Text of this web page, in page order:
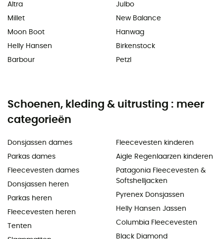
Altra
Millet
Moon Boot
Helly Hansen
Barbour
Julbo
New Balance
Hanwag
Birkenstock
Petzl
Schoenen, kleding & uitrusting : meer
categorieën
Donsjassen dames
Parkas dames
Fleecevesten dames
Donsjassen heren
Parkas heren
Fleecevesten heren
Tenten
Fleecevesten kinderen
Aigle Regenlaarzen kinderen
Patagonia Fleecevesten &
Softshelljacken
Pyrenex Donsjassen
Helly Hansen Jassen
Columbia Fleecevesten
Black Diamond